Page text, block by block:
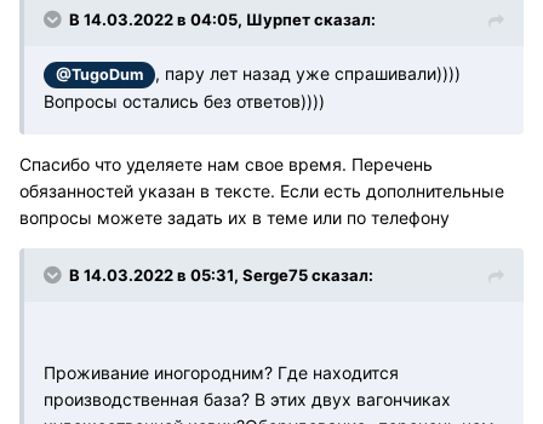
В 14.03.2022 в 04:05, Шурпет сказал:
@TugoDum
, пару лет назад уже спрашивали))))
Вопросы остались без ответов))))
Спасибо что уделяете нам свое время. Перечень
обязанностей указан в тексте. Если есть дополнительные
вопросы можете задать их в теме или по телефону
В 14.03.2022 в 05:31, Serge75 сказал:
Проживание иногородним? Где находится
производственная база? В этих двух вагончиках